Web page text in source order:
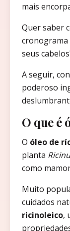
mais
Quer saber
cronograma
seus
A seguir,
poderoso
O que é
O óleo de
planta
como
Muito
cuidados
ricinoleico,